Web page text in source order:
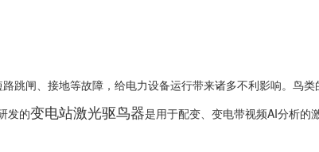
跳闸、接地等故障，给电力设备运行带来诸多不利影响。鸟
发的变电站激光驱鸟器是用于配变、变电带视频AI分析的